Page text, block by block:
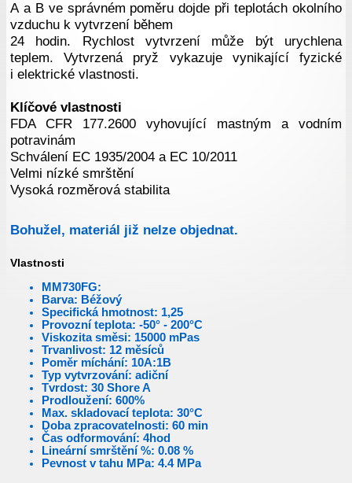
A a B ve správném poměru dojde při teplotách okolního
vzduchu k vytvrzení během
24 hodin. Rychlost vytvrzení může být urychlena
teplem. Vytvrzená pryž vykazuje vynikající fyzické
i elektrické vlastnosti.
Klíčové vlastnosti
FDA CFR 177.2600 vyhovující mastným a vodním
potravinám
Schválení EC 1935/2004 a EC 10/2011
Velmi nízké smrštění
Vysoká rozměrová stabilita
Bohužel, materiál již nelze objednat.
Vlastnosti
MM730FG:
Barva: Béžový
Specifická hmotnost: 1,25
Provozní teplota: -50° - 200°C
Viskozita směsi: 15000 mPas
Trvanlivost: 12 měsíců
Poměr míchání: 10A:1B
Typ vytvrzování: adiční
Tvrdost: 30 Shore A
Prodloužení: 600%
Max. skladovací teplota: 30°C
Doba zpracovatelnosti: 60 min
Čas odformování: 4hod
Lineární smrštění %: 0.08 %
Pevnost v tahu MPa: 4.4 MPa